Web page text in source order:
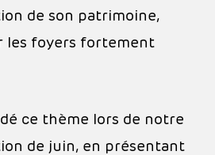
de son patrimoine,
les foyers fortement
ce thème lors de notre
de juin, en présentant